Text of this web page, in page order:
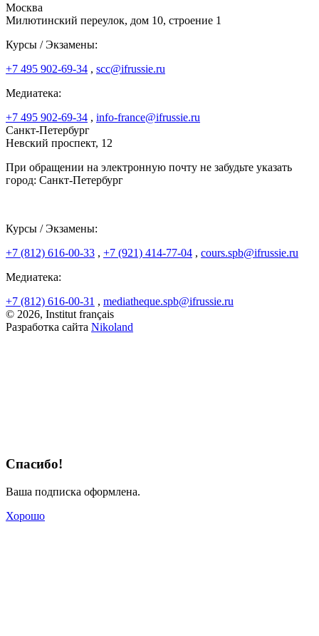
Москва
Милютинский переулок, дом 10, строение 1
Курсы / Экзамены:
+7 495 902-69-34 , scc@ifrussie.ru
Медиатека:
+7 495 902-69-34 , info-france@ifrussie.ru
Санкт-Петербург
Невский проспект, 12
При обращении на электронную почту не забудьте указать
город: Санкт-Петербург
Курсы / Экзамены:
+7 (812) 616-00-33 , +7 (921) 414-77-04 , cours.spb@ifrussie.ru
Медиатека:
+7 (812) 616-00-31 , mediatheque.spb@ifrussie.ru
© 2026, Institut français
Разработка сайта Nikoland
Спасибо!
Ваша подписка оформлена.
Хорошо